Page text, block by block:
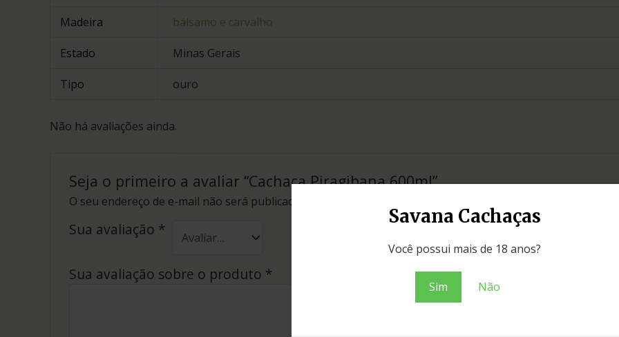
Savana Cachaças
Você possui mais de 18 anos?
Sim Não
Madeira bálsamo e carvalho
Estado Minas Gerais
Tipo ouro
Não há avaliações ainda.
Seja o primeiro a avaliar “Cachaça Piragibana 600ml”
O seu endereço de e-mail não será publicado.
Sua avaliação *
Sua avaliação sobre o produto *